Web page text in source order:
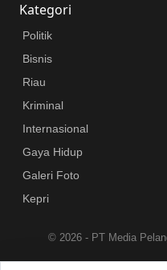
Kategori
Politik
Bisnis
Riau
Kriminal
Internasional
Gaya Hidup
Galeri Foto
Kepri
© 2026 - PT Media